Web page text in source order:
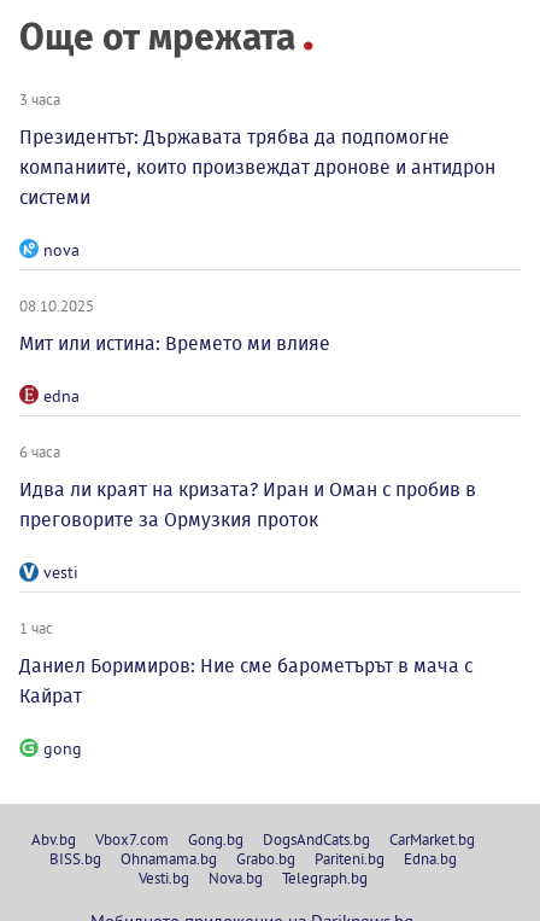
Още от мрежата
3 часа
Президентът: Държавата трябва да подпомогне
компаниите, които произвеждат дронове и антидрон
системи
nova
08.10.2025
Мит или истина: Времето ми влияе
edna
6 часа
Идва ли краят на кризата? Иран и Оман с пробив в
преговорите за Ормузкия проток
vesti
1 час
Даниел Боримиров: Ние сме барометърът в мача с
Кайрат
gong
Abv.bg Vbox7.com Gong.bg DogsAndCats.bg
CarMarket.bg
BISS.bg
Ohnamama.bg Grabo.bg Pariteni.bg
Edna.bg
Vesti.bg
Nova.bg Telegraph.bg